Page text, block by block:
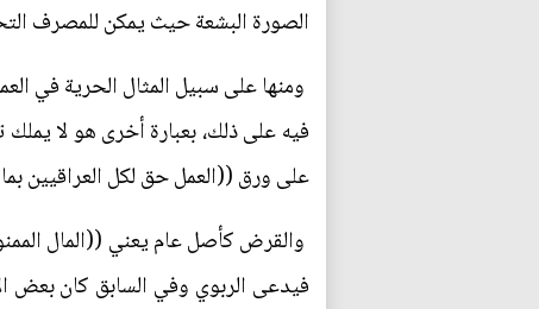
الصورة البشعة حيث يمكن للمصرف
ومنها على سبيل المثال الحرية في
على ورق ((العمل حق لكل العراقيين
والقرض كأصل عام يعني ((المال
فيدعى الربوي وفي السابق كان بعض